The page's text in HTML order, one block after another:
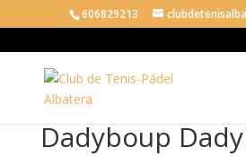
606829213
Dadyboup